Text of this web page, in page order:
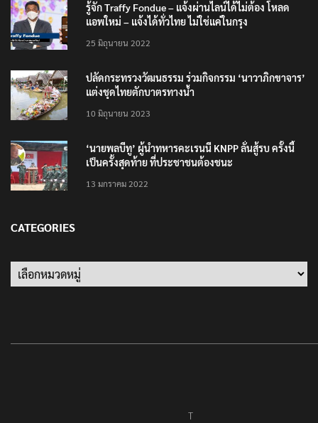
รู้จัก Traffy Fondue – แจ้งผ่านไลน์ได้ไม่ต้อง โหลด
แอพใหม่ – แจ้งได้ทั่วไทย ไม่ใช่แค่ในกรุง
25 มิถุนายน 2022
ปลัดกระทรวงวัฒนธรรม ร่วมกิจกรรม ‘นาวาภิกขาจาร’
แต่งชุดไทยตักบาตรทางน้ำ
10 มิถุนายน 2023
‘นายพลบีทู’ ผู้นำทหารคะเรนนี KNPP ลั่นสู้รบ ครั้งนี้
เป็นครั้งสุดท้าย ที่ประชาชนต้องชนะ
13 มกราคม 2022
CATEGORIES
Categories
T